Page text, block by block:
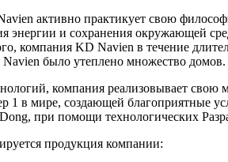
активно практикует свою
энергии и сохранения окружающей
компания KD Navien в течение
было утеплено множество
компания реализовывает
1 в мире, создающей благоприятные
при помощи технологических
продукция компании: